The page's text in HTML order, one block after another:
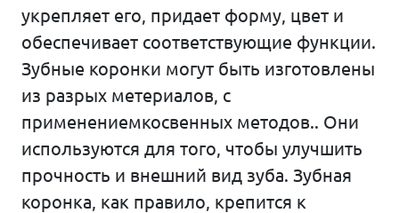
укрепляет его, придает форму, цвет и
обеспечивает соответствующие функции.
Зубные коронки могут быть изготовлены
из разрых метериалов, с
применениемкосвенных методов.. Они
используются для того, чтобы улучшить
прочность и внешний вид зуба. Зубная
коронка, как правило, крепится к